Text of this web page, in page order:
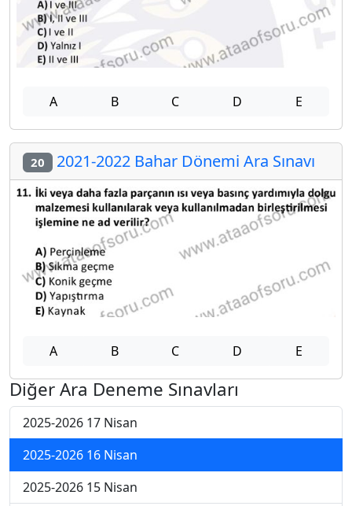
A B C D E
20 2021-2022 Bahar Dönemi Ara Sınavı
A B C D E
Diğer Ara Deneme Sınavları
2025-2026 17 Nisan
2025-2026 16 Nisan
2025-2026 15 Nisan